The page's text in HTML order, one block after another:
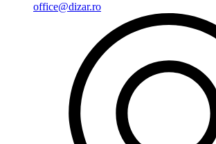
office@dizar.ro